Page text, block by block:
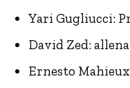
Yari Gugliucci:
David Zed:
Ernesto